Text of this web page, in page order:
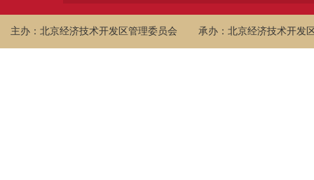
主办：北京经济技术开发区管理委员会 承办：北京经济技术开发